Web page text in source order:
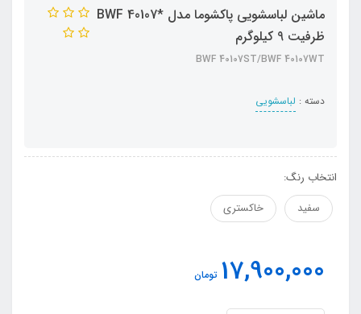
ماشین لباسشویی پاکشوما مدل *BWF 40107
ظرفیت 9 کیلوگرم
BWF 40107ST/BWF 40107WT
دسته : لباسشویی
انتخاب رنگ:
سفید
خاکستری
17,900,000 تومان